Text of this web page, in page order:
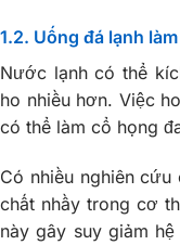
1.2. Uống đá lạnh
Nước lạnh có thể
ho nhiều hơn. Việc
có thể làm cổ họng
Có nhiều nghiên
chất nhầy trong cơ
này gây suy giảm